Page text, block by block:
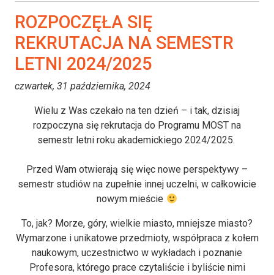
ROZPOCZĘŁA SIĘ
REKRUTACJA NA SEMESTR
LETNI 2024/2025
czwartek, 31 października, 2024
Wielu z Was czekało na ten dzień – i tak, dzisiaj
rozpoczyna się rekrutacja do Programu MOST na
semestr letni roku akademickiego 2024/2025.
Przed Wam otwierają się więc nowe perspektywy –
semestr studiów na zupełnie innej uczelni, w całkowicie
nowym mieście
To, jak? Morze, góry, wielkie miasto, mniejsze miasto?
Wymarzone i unikatowe przedmioty, współpraca z kołem
naukowym, uczestnictwo w wykładach i poznanie
Profesora, którego prace czytaliście i byliście nimi